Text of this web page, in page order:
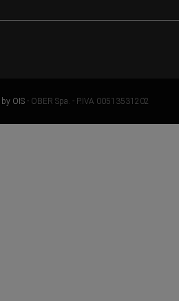
by OIS- OBER Spa. - P.IVA 00513531202